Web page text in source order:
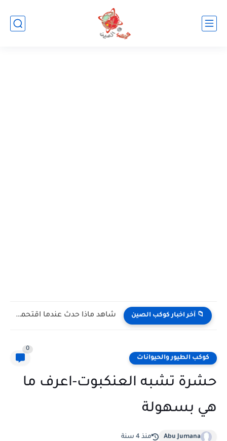
📁 آخر اخبار كوكب الصين شاهد كيف يتغلب النمس على الكوبرا في مواجهة تعتمد على...
كوكب الطيور والحيوانات
0
حشرة تشبه العنكبوت-اعرف ما
هي بسهولة
Abu Jumana منذ 4 سنة